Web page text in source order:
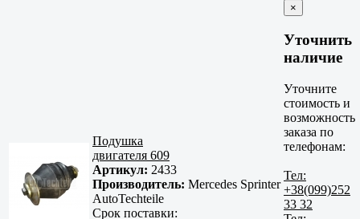
Подушка
двигателя 609
Артикул: 2433
Производитель:
AutoTechteile
Срок поставки:
Mercedes Sprinter
×
Уточнить
наличие
Уточните
стоимость и
возможность
заказа по
телефонам:
Тел:
+38(099)252
33 32